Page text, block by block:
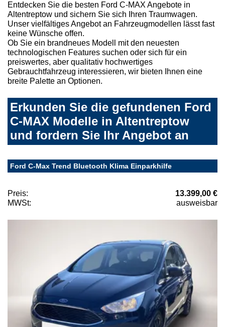
Entdecken Sie die besten Ford C-MAX Angebote in
Altentreptow und sichern Sie sich Ihren Traumwagen.
Unser vielfältiges Angebot an Fahrzeugmodellen lässt fast
keine Wünsche offen.
Ob Sie ein brandneues Modell mit den neuesten
technologischen Features suchen oder sich für ein
preiswertes, aber qualitativ hochwertiges
Gebrauchtfahrzeug interessieren, wir bieten Ihnen eine
breite Palette an Optionen.
Erkunden Sie die gefundenen Ford
C-MAX Modelle in Altentreptow
und fordern Sie Ihr Angebot an
Ford C-Max Trend Bluetooth Klima Einparkhilfe
Preis:
13.399,00 €
MWSt:
ausweisbar